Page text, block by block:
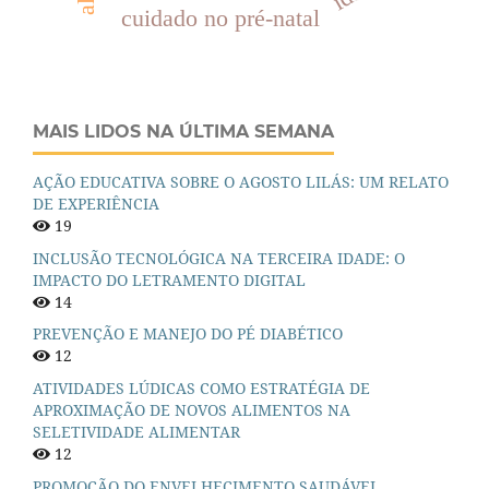
cuidado no pré-natal
MAIS LIDOS NA ÚLTIMA SEMANA
AÇÃO EDUCATIVA SOBRE O AGOSTO LILÁS: UM RELATO
DE EXPERIÊNCIA
19
INCLUSÃO TECNOLÓGICA NA TERCEIRA IDADE: O
IMPACTO DO LETRAMENTO DIGITAL
14
PREVENÇÃO E MANEJO DO PÉ DIABÉTICO
12
ATIVIDADES LÚDICAS COMO ESTRATÉGIA DE
APROXIMAÇÃO DE NOVOS ALIMENTOS NA
SELETIVIDADE ALIMENTAR
12